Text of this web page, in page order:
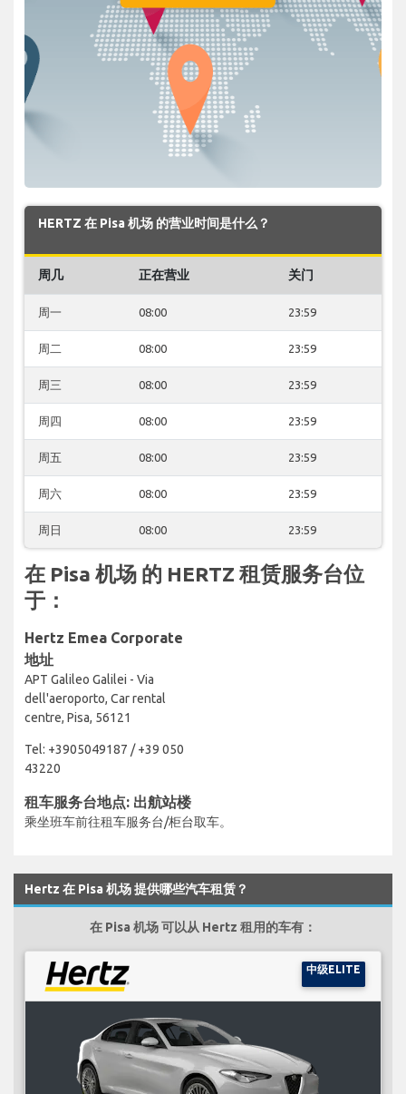
HERTZ 在 Pisa 机场 的营业时间是什么？
周几 正在营业 关门
周一 08:00 23:59
周二 08:00 23:59
周三 08:00 23:59
周四 08:00 23:59
周五 08:00 23:59
周六 08:00 23:59
周日 08:00 23:59
在 Pisa 机场 的 HERTZ 租赁服务台位
于：
Hertz Emea Corporate
地址
APT Galileo Galilei - Via
dell'aeroporto, Car rental
centre, Pisa, 56121
Tel: +3905049187 / +39 050
43220
租车服务台地点: 出航站楼
乘坐班车前往租车服务台/柜台取车。
Hertz 在 Pisa 机场 提供哪些汽车租赁？
在 Pisa 机场 可以从 Hertz 租用的车有：
中级ELITE